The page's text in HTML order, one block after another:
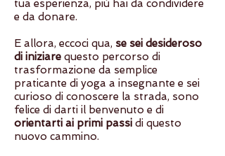
tua esperienza, più hai da condividere
e da donare.
E allora, eccoci qua, se sei desideroso
di iniziare questo percorso di
trasformazione da semplice
praticante di yoga a insegnante e sei
curioso di conoscere la strada, sono
felice di darti il benvenuto e di
orientarti ai primi passi di questo
nuovo cammino.